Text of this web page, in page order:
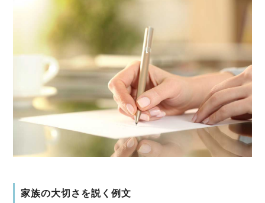
家族の大切さを説く例文